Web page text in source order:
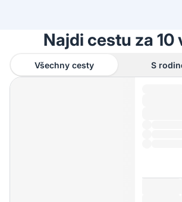
Najdi cestu za 10
Všechny cesty S